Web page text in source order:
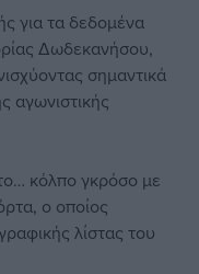
για τα δεδομένα
Δωδεκανήσου,
σημαντικά
αγωνιστικής
κόλπο γκρόσο με
ο οποίος
λίστας του